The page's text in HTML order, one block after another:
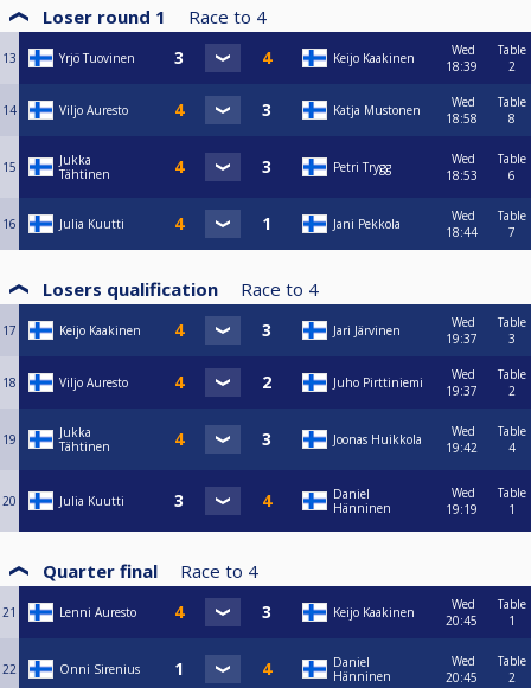
Loser round 1 Race to 4
13 Yrjö Tuovinen Keijo Kaakinen
Wed
18:39
Table
2
14 Viljo Auresto Katja Mustonen
Wed
18:58
Table
8
15
Jukka
Tähtinen
Petri Trygg
Wed
18:53
Table
6
16 Julia Kuutti Jani Pekkola
Wed
18:44
Table
7
Losers qualification Race to 4
17 Keijo Kaakinen Jari Järvinen
Wed
19:37
Table
3
18 Viljo Auresto Juho Pirttiniemi
Wed
19:37
Table
2
19
Jukka
Tähtinen
Joonas Huikkola
Wed
19:42
Table
4
20 Julia Kuutti
Daniel
Hänninen
Wed
19:19
Table
1
Quarter final Race to 4
21 Lenni Auresto Keijo Kaakinen
Wed
20:45
Table
1
22 Onni Sirenius
Daniel
Hänninen
Wed
20:45
Table
2